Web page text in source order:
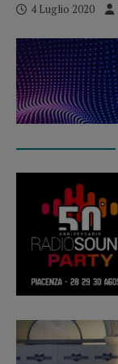
4 Luglio 2020